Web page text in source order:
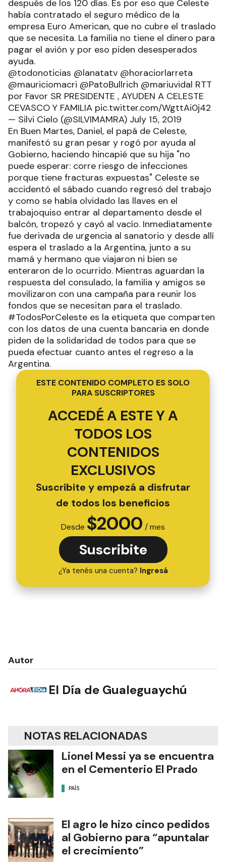
después de los 120 días. Es por eso que Celeste
había contratado el seguro médico de la
empresa Euro American, que no cubre el traslado
que se necesita. La familia no tiene el dinero para
pagar el avión y por eso piden desesperados
ayuda.
@todonoticias @lanatatv @horaciorlarreta
@mauriciomacri @PatoBullrich @mariuvidal RTT
por Favor SR PRESIDENTE , AYUDEN A CELESTE
CEVASCO Y FAMILIA pic.twitter.com/WgttAi0j42
— Silvi Cielo (@SILVIMAMRA) July 15, 2019
En Buen Martes, Daniel, el papá de Celeste,
manifestó su gran pesar y rogó por ayuda al
Gobierno, haciendo hincapié que su hija "no
puede esperar: corre riesgo de infecciones
porque tiene fracturas expuestas" Celeste se
accidentó el sábado cuando regresó del trabajo
y como se había olvidado las llaves en el
trabajoquiso entrar al departamento desde el
balcón, tropezó y cayó al vacío. Inmediatamente
fue derivada de urgencia al sanatorio y desde allí
espera el traslado a la Argentina, junto a su
mamá y hermano que viajaron ni bien se
enteraron de lo ocurrido. Mientras aguardan la
respuesta del consulado, la familia y amigos se
movilizaron con una campaña para reunir los
fondos que se necesitan para el traslado.
#TodosPorCeleste es la etiqueta que comparten
con los datos de una cuenta bancaria en donde
piden de la solidaridad de todos para que se
pueda efectuar cuanto antes el regreso a la
Argentina.
ESTE CONTENIDO COMPLETO ES SOLO
PARA SUSCRIPTORES
ACCEDÉ A ESTE Y A
TODOS LOS
CONTENIDOS
EXCLUSIVOS
Suscribite y empezá a disfrutar
de todos los beneficios
Desde $2000 / mes
Suscribite
¿Ya tenés una cuenta? Ingresá
Autor
El Día de Gualeguaychú
NOTAS RELACIONADAS
Lionel Messi ya se encuentra
en el Cementerio El Prado
PAÍS
El agro le hizo cinco pedidos
al Gobierno para “apuntalar
el crecimiento”